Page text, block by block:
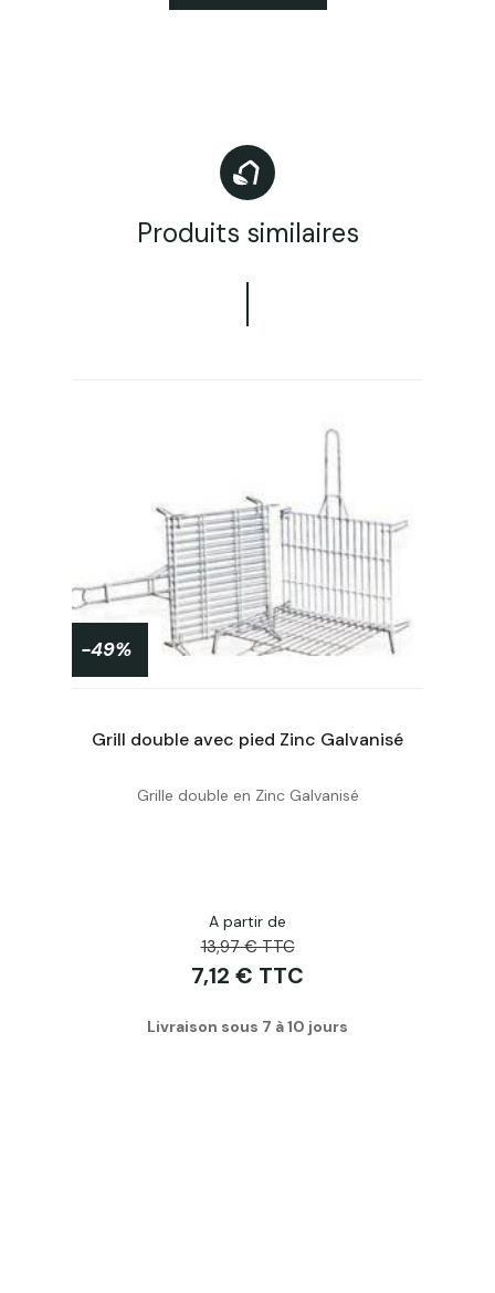
Produits similaires
-49%
Grill double avec pied Zinc Galvanisé
Grille double en Zinc Galvanisé
A partir de
13,97 € TTC
7,12 € TTC
Livraison sous 7 à 10 jours